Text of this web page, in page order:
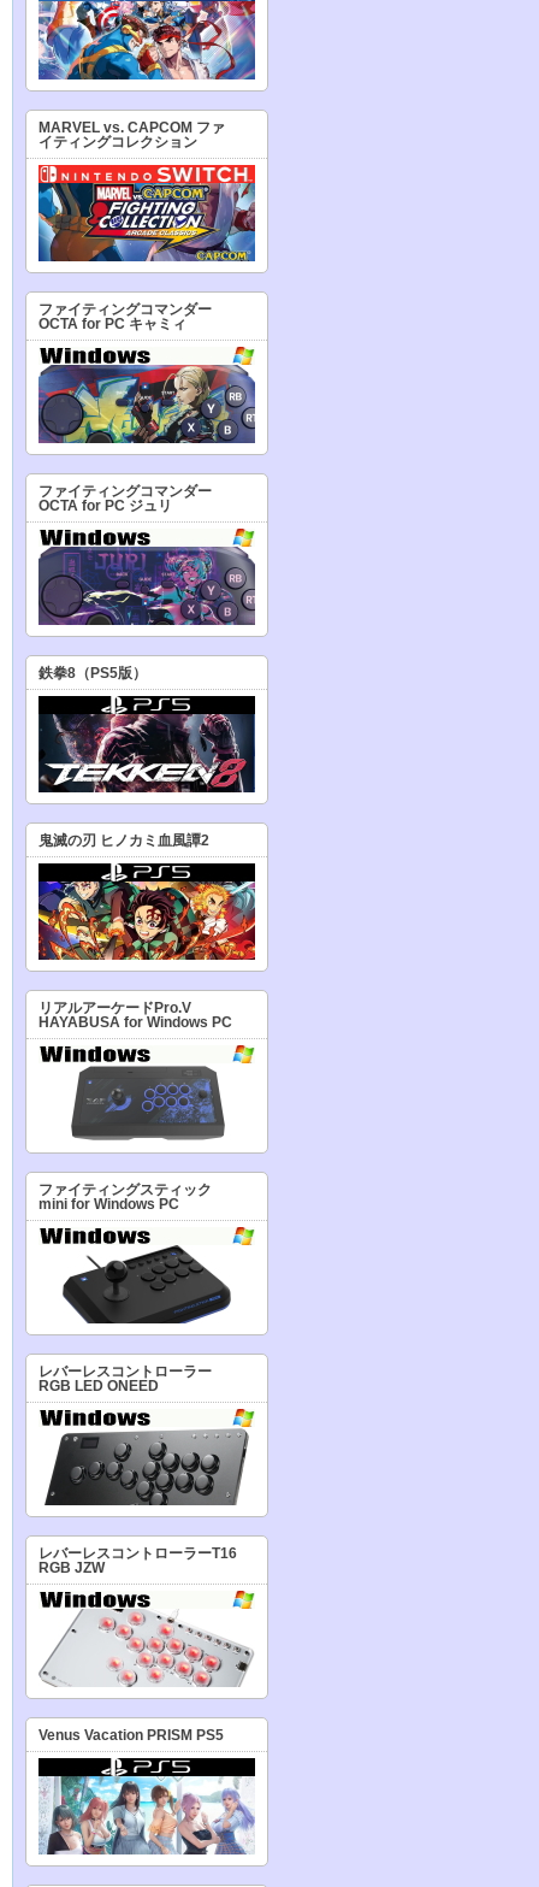
MARVEL vs. CAPCOM ファ
イティングコレクション
ファイティングコマンダー
OCTA for PC キャミィ
ファイティングコマンダー
OCTA for PC ジュリ
鉄拳8（PS5版）
鬼滅の刃 ヒノカミ血風譚2
リアルアーケードPro.V
HAYABUSA for Windows PC
ファイティングスティック
mini for Windows PC
レバーレスコントローラー
RGB LED ONEED
レバーレスコントローラーT16
RGB JZW
Venus Vacation PRISM PS5